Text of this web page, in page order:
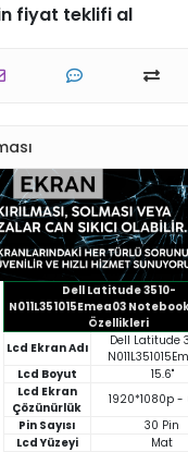
fiyat teklifi al
Dell Latitude 3510-
N011L351015Emea03
Özellikleri
Lcd Ekran Adı
Dell Latitude
Lcd Boyut
15.6"
Lcd Ekran
Çözünürlük
1920*1080p -
Pin Sayısı
30 Pin
Lcd Yüzeyi
Mat